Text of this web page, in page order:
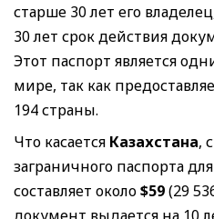
старше 30 лет его
30 лет срок действия
Этот паспорт является
мире, так как
194 страны.
Что касается Казахстана,
заграничного паспорта
составляет около$59(29
документ выдается на 10